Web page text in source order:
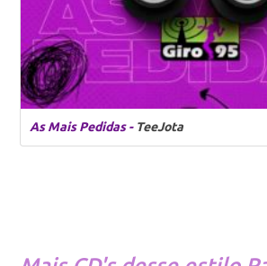
As Mais Pedidas - TeeJota